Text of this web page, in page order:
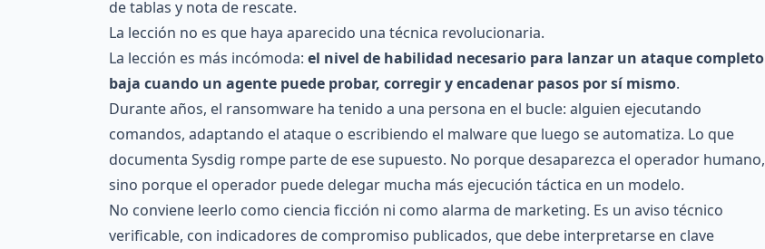
de tablas y nota de rescate.
La lección no es que haya aparecido una técnica revolucionaria.
La lección es más incómoda: el nivel de habilidad necesario para lanzar un ataque completo
baja cuando un agente puede probar, corregir y encadenar pasos por sí mismo.
Durante años, el ransomware ha tenido a una persona en el bucle: alguien ejecutando
comandos, adaptando el ataque o escribiendo el malware que luego se automatiza. Lo que
documenta Sysdig rompe parte de ese supuesto. No porque desaparezca el operador humano,
sino porque el operador puede delegar mucha más ejecución táctica en un modelo.
No conviene leerlo como ciencia ficción ni como alarma de marketing. Es un aviso técnico
verificable, con indicadores de compromiso publicados, que debe interpretarse en clave